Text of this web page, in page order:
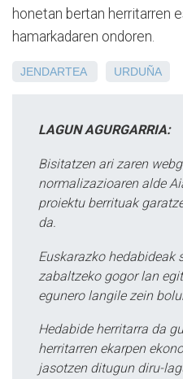
honetan bertan herritarren
hamarkadaren ondoren.
JENDARTEA URDUÑA
LAGUN AGURGARRIA:
Bisitatzen ari zaren
normalizazioaren alde
proiektu berrituak
da.
Euskarazko hedabideak
zabaltzeko gogor lan
egunero langile zein
Hedabide herritarra da
herritarren ekarpen
jasotzen ditugun diru-